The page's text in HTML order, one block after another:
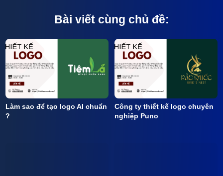
Bài viết cùng chủ đề:
Làm sao để tạo logo AI chuẩn
?
Công ty thiết kế logo chuyên
nghiệp Puno